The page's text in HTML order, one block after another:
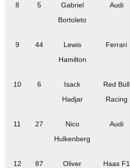
8 5
Gabriel
Bortoleto
Audi
9 44
Lewis
Hamilton
Ferrari
10 6
Isack
Hadjar
Red Bull
Racing
11 27
Nico
Hulkenberg
Audi
12 87
Oliver
Haas F1